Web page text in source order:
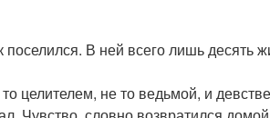
В ней всего лишь десять
целителем, не то ведьмой, и